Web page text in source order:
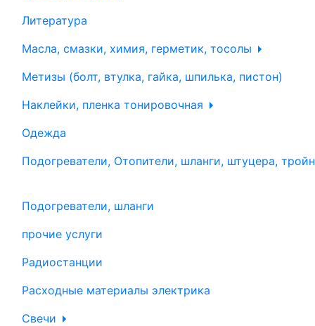
Литература
Масла, смазки, химия, герметик, тосолы
Метизы (болт, втулка, гайка, шпилька, пистон)
Наклейки, пленка тонировочная
Одежда
Подогреватели, Отопители, шланги, штуцера,
Подогреватели, шланги
прочие услуги
Радиостанции
Расходные материалы электрика
Свечи